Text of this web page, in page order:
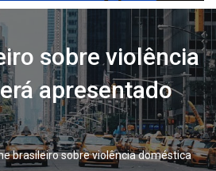
sobre violência
apresentado
brasileiro sobre violência doméstica